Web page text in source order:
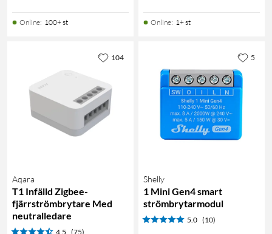
Online: 100+ st Online: 1+ st
Aqara
T1 Infälld Zigbee-
fjärrströmbrytare Med
neutralledare
4.5 (75)
104
Shelly
1 Mini Gen4 smart
strömbrytarmodul
5.0 (10)
5